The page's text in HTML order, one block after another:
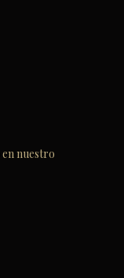
nuestro